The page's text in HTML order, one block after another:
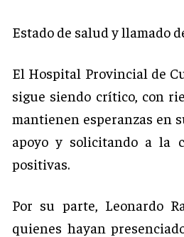
Estado de salud y llamado
El Hospital Provincial de
sigue siendo crítico, con
mantienen esperanzas en
apoyo y solicitando a la
positivas.
Por su parte, Leonardo
quienes hayan